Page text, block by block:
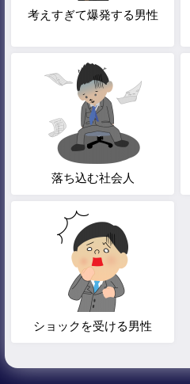
考えすぎて爆発する男性
落ち込む社会人
ショックを受ける男性